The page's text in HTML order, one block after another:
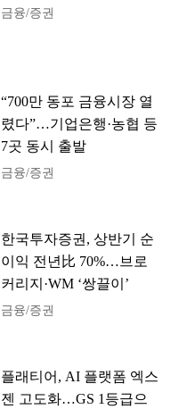
금융/증권
“700만 동포 금융시장 열
렸다”…기업은행·농협 등
7곳 동시 출발
금융/증권
한국투자증권, 상반기 순
이익 전년比 70%…브로
커리지·WM ‘쌍끌이’
금융/증권
플래티어, AI 플랫폼 엑스
젠 고도화…GS 1등급으